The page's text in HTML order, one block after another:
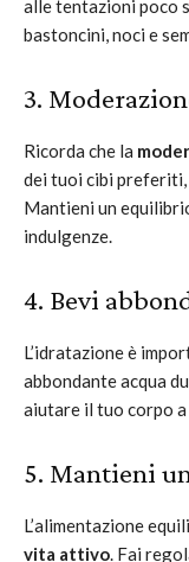
alle tentazioni poco
bastoncini, noci e
3.
Ricorda che la
dei tuoi cibi preferiti,
Mantieni un
indulgenze.
4. Bevi
L’idratazione è
abbondante acqua
aiutare il tuo corpo
5. Mantieni
L’alimentazione
vita attivo. Fai